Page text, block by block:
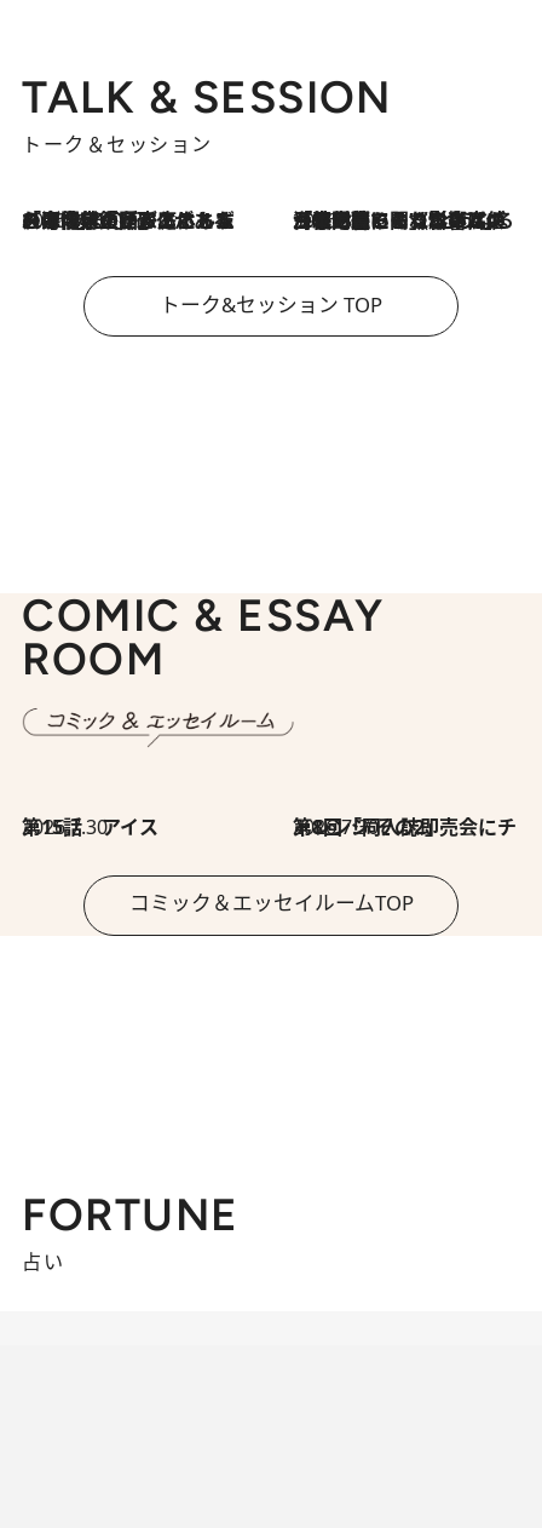
TALK & SESSION
トーク＆セッション
2026.8.3
「今後値上げがあるとすれば…」「リスクがあるのは今年の冬」エネルギー専門家が語る、ホルムズ海峡封鎖が家庭にもたらす“ある心配” 2026.8.3
「住宅建てられない…」「サーチャージ料の高値が続いている」ホルムズ海峡封鎖による影響はいつまで続く？《エネルギー専門家に聞く“どうなる日本の暮らし”》
トーク&セッション TOP
COMIC & ESSAY
ROOM
2026.7.30
第15話 アイス 2026.7.30
第8回「同人誌即売会にチャレンジ その2」
コミック＆エッセイルームTOP
FORTUNE
占い